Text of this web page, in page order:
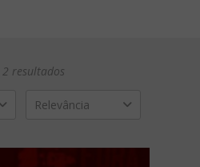
resultados
Relevância